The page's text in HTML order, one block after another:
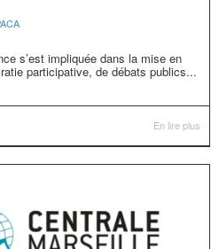
s’est impliquée dans la mise en
participative, de débats publics...
En lire plus